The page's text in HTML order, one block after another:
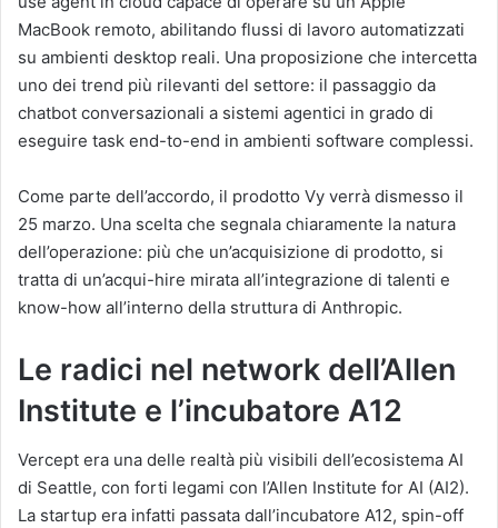
MacBook remoto, abilitando flussi di lavoro automatizzati
su ambienti desktop reali. Una proposizione che intercetta
uno dei trend più rilevanti del settore: il passaggio da
chatbot conversazionali a sistemi agentici in grado di
eseguire task end-to-end in ambienti software complessi.
Come parte dell’accordo, il prodotto Vy verrà dismesso il
25 marzo. Una scelta che segnala chiaramente la natura
dell’operazione: più che un’acquisizione di prodotto, si
tratta di un’acqui-hire mirata all’integrazione di talenti e
know-how all’interno della struttura di Anthropic.
Le radici nel network dell’Allen
Institute e l’incubatore A12
Vercept era una delle realtà più visibili dell’ecosistema AI
di Seattle, con forti legami con l’Allen Institute for AI (AI2).
La startup era infatti passata dall’incubatore A12, spin-off